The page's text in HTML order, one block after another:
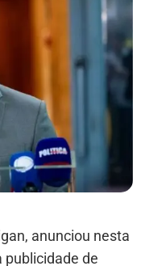
anunciou nesta
publicidade de